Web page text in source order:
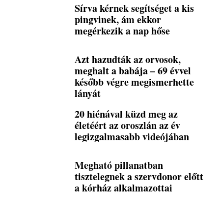
Sírva kérnek segítséget a kis
pingvinek, ám ekkor
megérkezik a nap hőse
Azt hazudták az orvosok,
meghalt a babája – 69 évvel
később végre megismerhette
lányát
20 hiénával küzd meg az
életéért az oroszlán az év
legizgalmasabb videójában
Megható pillanatban
tisztelegnek a szervdonor előtt
a kórház alkalmazottai